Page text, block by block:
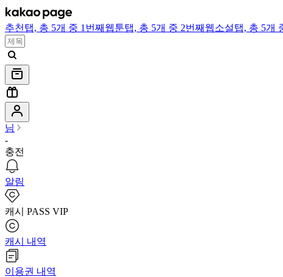
추천 탭, 총 5개 중 1번째 웹툰탭, 총 5개 중 2번째 웹소설탭, 총 5개
님
-
충전
알림
캐시 PASS VIP
캐시 내역
이용권 내역